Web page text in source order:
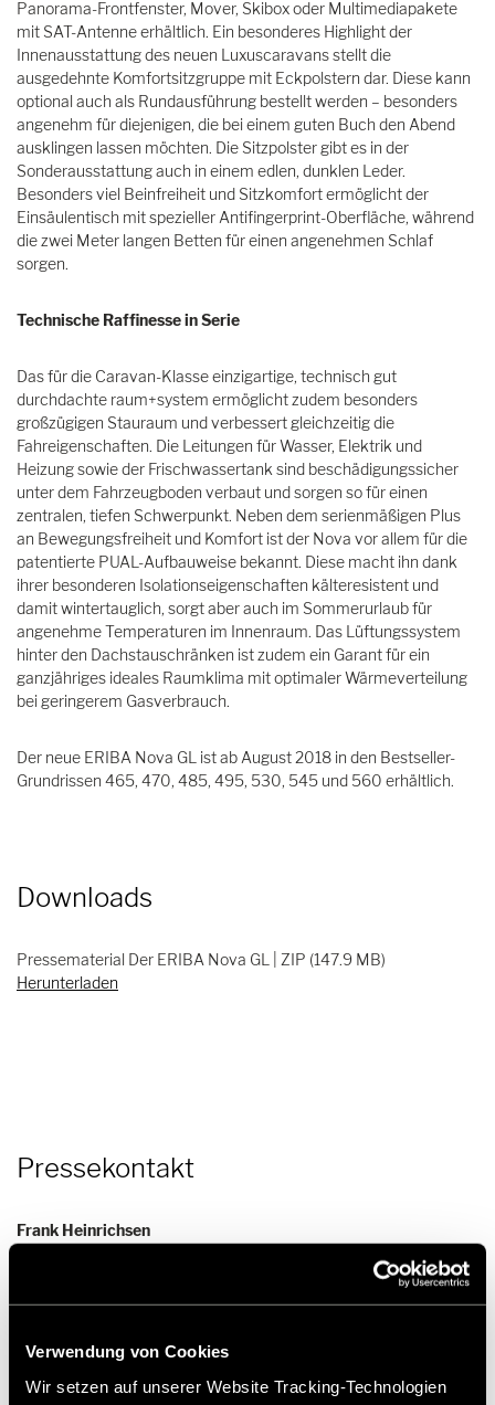
Verwendung von Cookies
Wir setzen auf unserer Website Tracking-Technologien
Panorama-Frontfenster, Mover, Skibox oder Multimediapakete
mit SAT-Antenne erhältlich. Ein besonderes Highlight der
Innenausstattung des neuen Luxuscaravans stellt die
ausgedehnte Komfortsitzgruppe mit Eckpolstern dar. Diese kann
optional auch als Rundausführung bestellt werden – besonders
angenehm für diejenigen, die bei einem guten Buch den Abend
ausklingen lassen möchten. Die Sitzpolster gibt es in der
Sonderausstattung auch in einem edlen, dunklen Leder.
Besonders viel Beinfreiheit und Sitzkomfort ermöglicht der
Einsäulentisch mit spezieller Antifingerprint-Oberfläche, während
die zwei Meter langen Betten für einen angenehmen Schlaf
sorgen.
Technische Raffinesse in Serie
Das für die Caravan-Klasse einzigartige, technisch gut
durchdachte raum+system ermöglicht zudem besonders
großzügigen Stauraum und verbessert gleichzeitig die
Fahreigenschaften. Die Leitungen für Wasser, Elektrik und
Heizung sowie der Frischwassertank sind beschädigungssicher
unter dem Fahrzeugboden verbaut und sorgen so für einen
zentralen, tiefen Schwerpunkt. Neben dem serienmäßigen Plus
an Bewegungsfreiheit und Komfort ist der Nova vor allem für die
patentierte PUAL-Aufbauweise bekannt. Diese macht ihn dank
ihrer besonderen Isolationseigenschaften kälteresistent und
damit wintertauglich, sorgt aber auch im Sommerurlaub für
angenehme Temperaturen im Innenraum. Das Lüftungssystem
hinter den Dachstauschränken ist zudem ein Garant für ein
ganzjähriges ideales Raumklima mit optimaler Wärmeverteilung
bei geringerem Gasverbrauch.
Der neue ERIBA Nova GL ist ab August 2018 in den Bestseller-
Grundrissen 465, 470, 485, 495, 530, 545 und 560 erhältlich.
Downloads
Pressematerial Der ERIBA Nova GL | ZIP (147.9 MB)
Herunterladen
Pressekontakt
Frank Heinrichsen
Hymer GmbH & Co KG
88339 Bad Waldsee
Germany